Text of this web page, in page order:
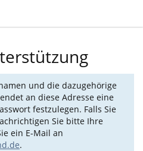
und die dazugehörige
an diese Adresse eine
festzulegen. Falls Sie
Sie bitte Ihre
ein E-Mail an
.